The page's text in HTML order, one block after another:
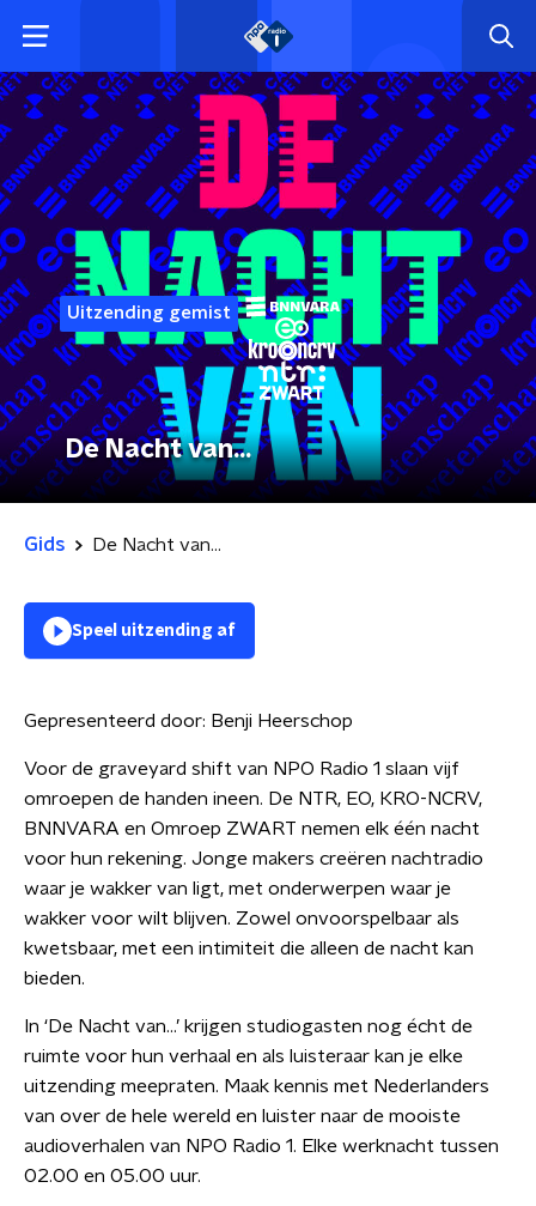
Uitzending gemist
De Nacht van...
Gids De Nacht van...
Speel uitzending af
Gepresenteerd door: Benji Heerschop
Voor de graveyard shift van NPO Radio 1 slaan vijf
omroepen de handen ineen. De NTR, EO, KRO-NCRV,
BNNVARA en Omroep ZWART nemen elk één nacht
voor hun rekening. Jonge makers creëren nachtradio
waar je wakker van ligt, met onderwerpen waar je
wakker voor wilt blijven. Zowel onvoorspelbaar als
kwetsbaar, met een intimiteit die alleen de nacht kan
bieden.
In ‘De Nacht van…’ krijgen studiogasten nog écht de
ruimte voor hun verhaal en als luisteraar kan je elke
uitzending meepraten. Maak kennis met Nederlanders
van over de hele wereld en luister naar de mooiste
audioverhalen van NPO Radio 1. Elke werknacht tussen
02.00 en 05.00 uur.